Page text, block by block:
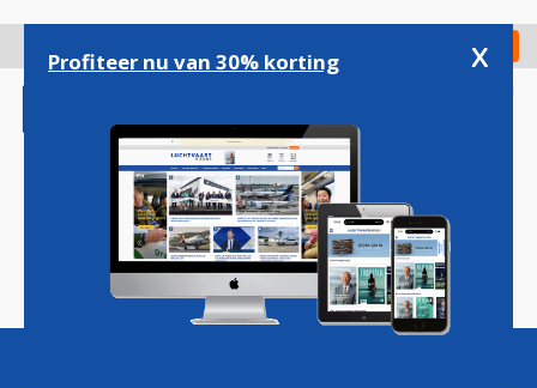
gaan
Check in
Magazine Podcasts Vacatures
Profiteer nu van 30% korting x